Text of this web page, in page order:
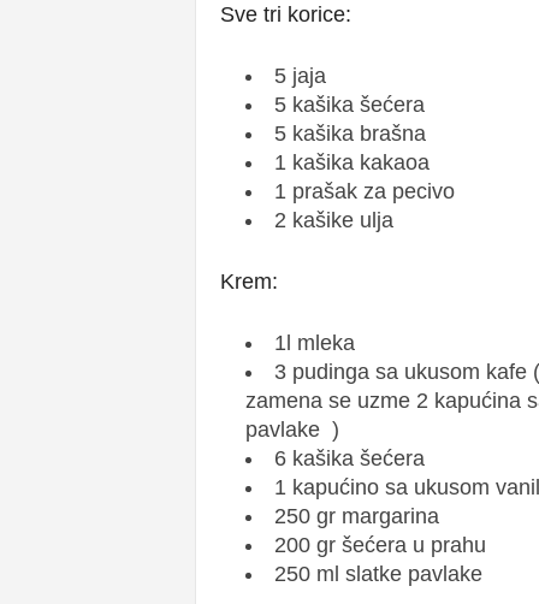
Sve tri korice:
5 jaja
5 kašika šećera
5 kašika brašna
1 kašika kakaoa
1 prašak za pecivo
2 kašike ulja
Krem:
1l mleka
3 pudinga sa ukusom kafe
zamena se uzme 2 kapućina
pavlake )
6 kašika šećera
1 kapućino sa ukusom
250 gr margarina
200 gr šećera u prahu
250 ml slatke pavlake